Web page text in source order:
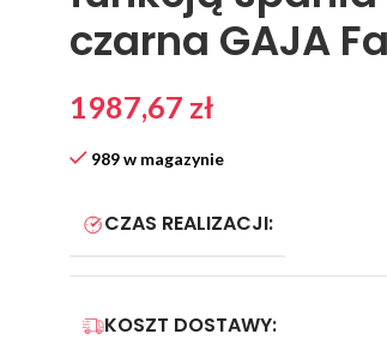
czarna GAJA
1987,67 zł
989 w magazynie
CZAS REALIZACJI:
KOSZT DOSTAWY: